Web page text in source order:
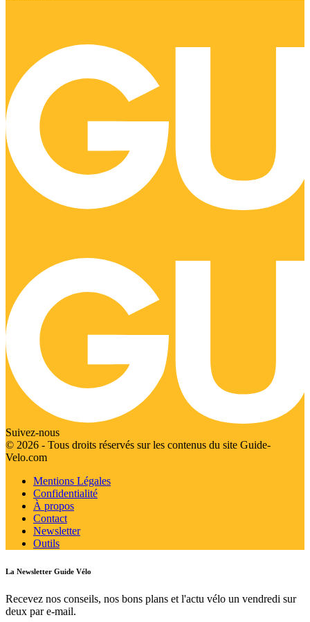
Suivez-nous
© 2026 - Tous droits réservés sur les contenus du site Guide-
Velo.com
Mentions Légales
Confidentialité
À propos
Contact
Newsletter
Outils
La Newsletter Guide Vélo
Recevez nos conseils, nos bons plans et l'actu vélo un vendredi sur
deux par e-mail.